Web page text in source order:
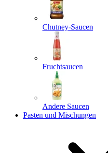
Chutney-Saucen
Fruchtsaucen
Andere Saucen
Pasten und Mischungen